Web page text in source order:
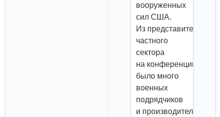
вооруженных
сил США.
Из представителей
частного
сектора
на конференции
было много
военных
подрядчиков
и производителей